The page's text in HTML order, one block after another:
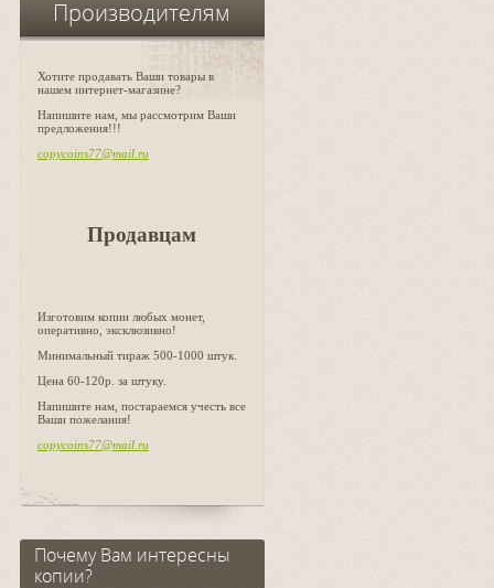
Производителям
Хотите продавать Ваши товары в
нашем интернет-магазине?
Напишите нам, мы рассмотрим Ваши
предложения!!!
copycoins77@mail.ru
Продавцам
Изготовим копии любых монет,
оперативно, эксклюзивно!
Минимальный тираж 500-1000 штук.
Цена 60-120р. за штуку.
Напишите нам, постараемся учесть все
Ваши пожелания!
copycoins77@mail.ru
Почему Вам интересны
копии?